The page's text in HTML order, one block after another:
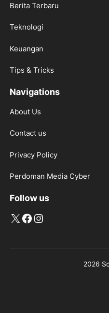
Berita Terbaru
Teknologi
Keuangan
Tips & Tricks
Navigations
About Us
Contact us
Privacy Policy
Perdoman Media Cyber
Follow us
X Facebook
Instagram
2026